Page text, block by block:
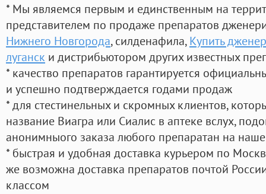
* Мы являемся первым и единственным на
представителем по продаже препаратов
Нижнего Новгорода, силденафила, Купить
луганск и дистрибьютором других известных
* качество препаратов гарантируется
и успешно подтверждается годами продаж
* для стестинельных и скромных клиентов,
название Виагра или Сиалис в аптеке вслух,
анонимныого заказа любого препаратан на
* быстрая и удобная доставка курьером по
же возможна доставка препаратов почтой
классом